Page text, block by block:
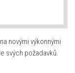
novými výkonnými
svých požadavků.